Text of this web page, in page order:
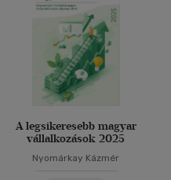
A legsikeresebb magyar
vállalkozások 2025
Nyomárkay Kázmér